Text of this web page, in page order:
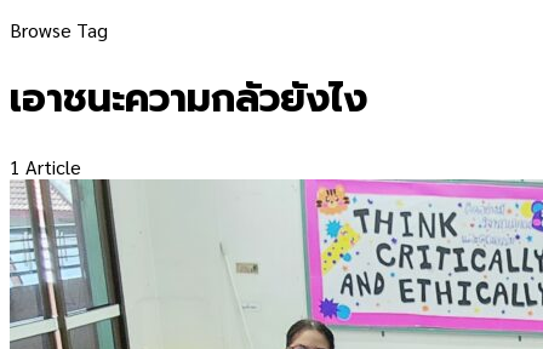
Browse Tag
เอาชนะความกลัวยังไง
1 Article